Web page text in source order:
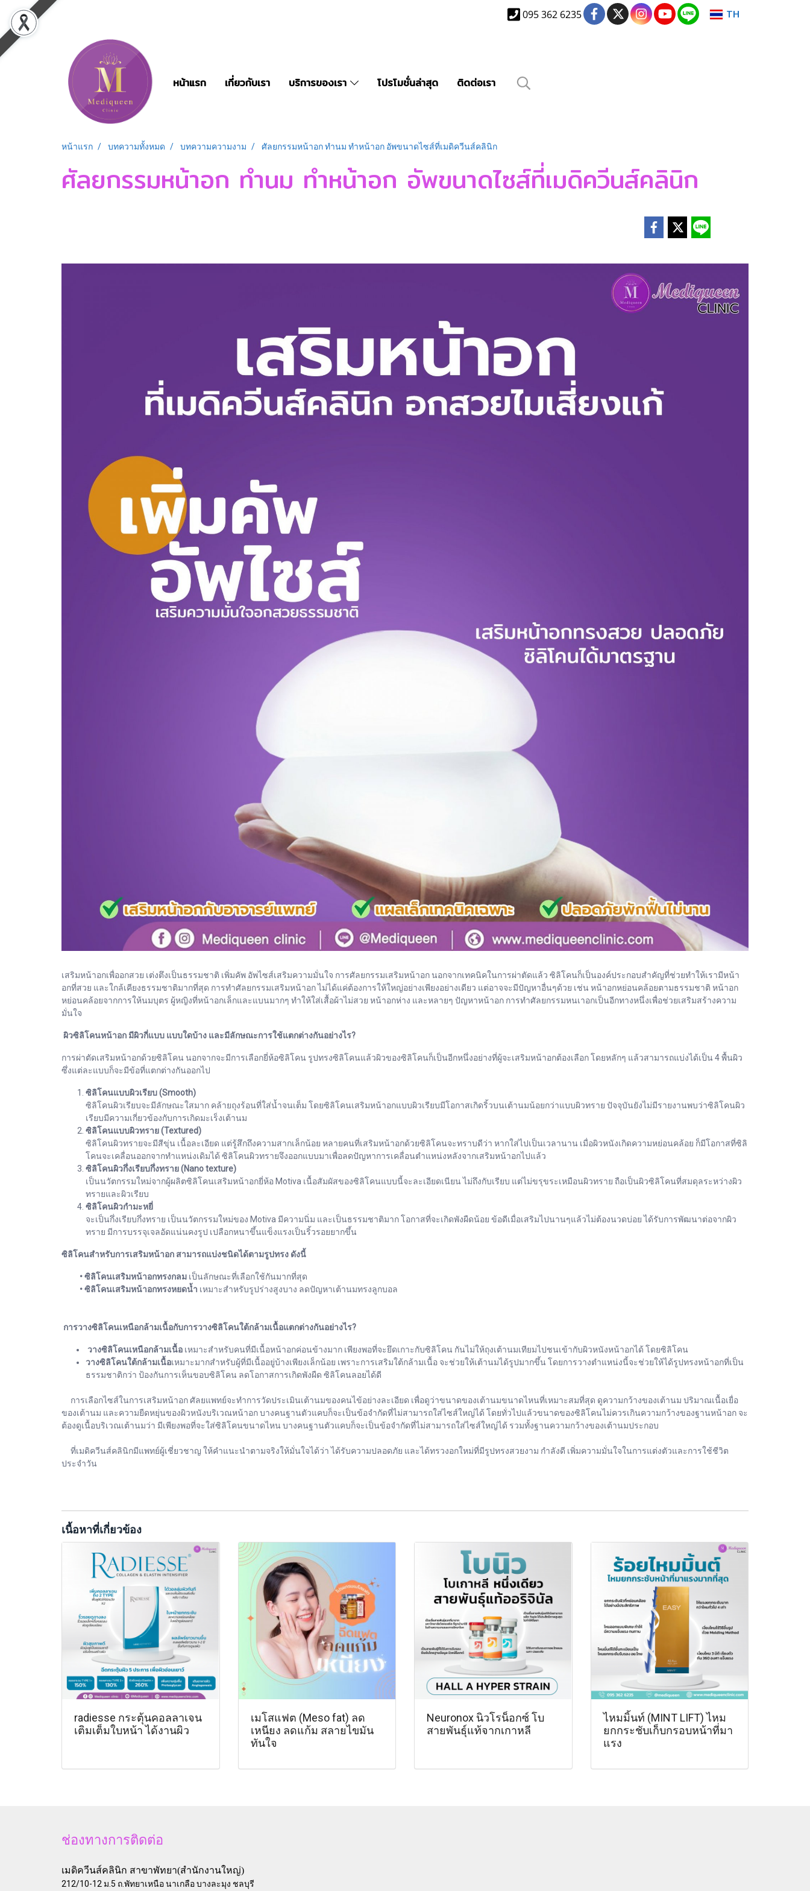
095 362 6235 TH
หน้าแรก เกี่ยวกับเรา บริการของเรา โปรโมชั่นล่าสุด ติดต่อเรา
หน้าแรก บทความทั้งหมด บทความความงาม ศัลยกรรมหน้าอก ทำนม ทำหน้าอก อัพขนาดไซส์ที่เมดิควีนส์คลินิก
ศัลยกรรมหน้าอก ทำนม ทำหน้าอก อัพขนาดไซส์ที่เมดิควีนส์คลินิก
เสริมหน้าอกเพื่ออกสวย เต่งตึงเป็นธรรมชาติ เพิ่มคัพ อัพไซส์เสริมความมั่นใจ การศัลยกรรมเสริมหน้าอก นอกจากเทคนิคในการผ่าตัดแล้ว ซิลิโคนก็เป็นองค์ประกอบสำคัญที่ช่วยทำให้เรามีหน้า
อกที่สวย และใกล้เคียงธรรมชาติมากที่สุด การทำศัลยกรรมเสริมหน้าอก ไม่ได้แค่ต้องการให้ใหญ่อย่างเพียงอย่างเดียว แต่อาจจะมีปัญหาอื่นๆด้วย เช่น หน้าอกหย่อนคล้อยตามธรรมชาติ หน้าอก
หย่อนคล้อยจากการให้นมบุตร ผู้หญิงที่หน้าอกเล็กและแบนมากๆ ทำให้ใส่เสื้อผ้าไม่สวย หน้าอกห่าง และหลายๆ ปัญหาหน้าอก การทำศัลยกรรมหนเาอกเป็นอีกทางหนึ่งเพื่อช่วยเสริมสร้างความ
มั่นใจ
ผิวซิลิโคนหน้าอก มีผิวกี่แบบ แบบใดบ้าง และมีลักษณะการใช้แตกต่างกันอย่างไร?
การผ่าตัดเสริมหน้าอกด้วยซิลิโคน นอกจากจะมีการเลือกยี่ห้อซิลิโคน รูปทรงซิลิโคนแล้วผิวของซิลิโคนก็เป็นอีกหนึ่งอย่างที่ผู้จะเสริมหน้าอกต้องเลือก โดยหลักๆ แล้วสามารถแบ่งได้เป็น 4 พื้นผิว
ซึ่งแต่ละแบบก็จะมีข้อที่แตกต่างกันออกไป
ซิลิโคนแบบผิวเรียบ (Smooth)
ซิลิโคนผิวเรียบจะมีลักษณะใสมาก คล้ายถุงร้อนที่ใส่น้ำจนเต็ม โดยซิลิโคนเสริมหน้าอกแบบผิวเรียบมีโอกาสเกิดริ้วบนเต้านมน้อยกว่าแบบผิวทราย ปัจจุบันยังไม่มีรายงานพบว่าซิลิโคนผิว
เรียบมีความเกี่ยวข้องกับการเกิดมะเร็งเต้านม
ซิลิโคนแบบผิวทราย (Textured)
ซิลิโคนผิวทรายจะมีสีขุ่น เนื้อละเอียด แต่รู้สึกถึงความสากเล็กน้อย หลายคนที่เสริมหน้าอกด้วยซิลิโคนจะทราบดีว่า หากใส่ไปเป็นเวลานาน เมื่อผิวหนังเกิดความหย่อนคล้อย ก็มีโอกาสที่ซิลิ
โคนจะเคลื่อนออกจากทำแหน่งเดิมได้ ซิลิโคนผิวทรายจึงออกแบบมาเพื่อลดปัญหาการเคลื่อนตำแหน่งหลังจากเสริมหน้าอกไปแล้ว
ซิลิโคนผิวกึ่งเรียบกึ่งทราย (Nano texture)
เป็นนวัตกรรมใหม่จากผู้ผลิตซิลิโคนเสริมหน้าอกยี่ห้อ Motiva เนื้อสัมผัสของซิลิโคนแบบนี้จะละเอียดเนียน ไม่ถึงกับเรียบ แต่ไม่ขรุขระเหมือนผิวทราย ถือเป็นผิวซิลิโคนที่สมดุลระหว่างผิว
ทรายและผิวเรียบ
ซิลิโคนผิวกำมะหยี่
จะเป็นกึ่งเรียบกึ่งทราย เป็นนวัตกรรมใหม่ของ Motiva มีความนิ่ม และเป็นธรรมชาติมาก โอกาสที่จะเกิดพังผืดน้อย ข้อดีเมื่อเสริมไปนานๆแล้วไม่ต้องนวดบ่อย ได้รับการพัฒนาต่อจากผิว
ทราย มีการบรรจุเจลอัดแน่นคงรูป เปลือกหนาขึ้นแข็งแรงเป็นริ้วรอยยากขึ้น
ซิลิโคนสำหรับการเสริมหน้าอก สามารถแบ่งชนิดได้ตามรูปทรง ดังนี้
• ซิลิโคนเสริมหน้าอกทรงกลม เป็นลักษณะที่เลือกใช้กันมากที่สุด
• ซิลิโคนเสริมหน้าอกทรงหยดน้ำ เหมาะสำหรับรูปร่างสูงบาง ลดปัญหาเต้านมทรงลูกบอล
การวางซิลิโคนเหนือกล้ามเนื้อกับการวางซิลิโคนใต้กล้ามเนื้อแตกต่างกันอย่างไร?
วางซิลิโคนเหนือกล้ามเนื้อ เหมาะสำหรับคนที่มีเนื้อหน้าอกค่อนข้างมาก เพียงพอที่จะยึดเกาะกับซิลิโคน กันไม่ให้ถุงเต้านมเทียมไปชนเข้ากับผิวหนังหน้าอกได้ โดยซิลิโคน
วางซิลิโคนใต้กล้ามเนื้อเหมาะมากสำหรับผู้ที่มีเนื้ออยู่บ้างเพียงเล็กน้อย เพราะการเสริมใต้กล้ามเนื้อ จะช่วยให้เต้านมได้รูปมากขึ้น โดยการวางตำแหน่งนี้จะช่วยให้ได้รูปทรงหน้าอกที่เป็น
ธรรมชาติกว่า ป้องกันการเห็นขอบซิลิโคน ลดโอกาสการเกิดพังผืด ซิลิโคนลอยได้ดี
การเลือกไซส์ในการเสริมหน้าอก ศัลยแพทย์จะทำการวัดประเมินเต้านมของคนไข้อย่างละเอียด เพื่อดูว่าขนาดของเต้านมขนาดไหนที่เหมาะสมที่สุด ดูความกว้างของเต้านม ปริมาณเนื้อเยื่อ
ของเต้านม และความยืดหยุ่นของผิวหนังบริเวณหน้าอก บางคนฐานตัวแคบก็จะเป็นข้อจำกัดที่ไม่สามารถใส่ไซส์ใหญ่ได้ โดยทั่วไปแล้วขนาดของซิลิโคนไม่ควรเกินความกว้างของฐานหน้าอก จะ
ต้องดูเนื้อบริเวณเต้านมว่า มีเพียงพอที่จะใส่ซิลิโคนขนาดไหน บางคนฐานตัวแคบก็จะเป็นข้อจำกัดที่ไม่สามารถใส่ไซส์ใหญ่ได้ รวมทั้งฐานความกว้างของเต้านมประกอบ
ที่เมดิควีนส์คลินิกมีแพทย์ผู้เชี่ยวชาญ ให้คำแนะนำตามจริงให้มั่นใจได้ว่า ได้รับความปลอดภัย และได้ทรวงอกใหม่ที่มีรูปทรงสวยงาม กำลังดี เพิ่มความมั่นใจในการแต่งตัวและการใช้ชีวิต
ประจำวัน
เนื้อหาที่เกี่ยวข้อง
radiesse กระตุ้นคอลลาเจน
เติมเต็มใบหน้า ได้งานผิว
เมโสแฟต (Meso fat) ลด
เหนียง ลดแก้ม สลายไขมัน
ทันใจ
Neuronox นิวโรน็อกซ์ โบ
สายพันธุ์แท้จากเกาหลี
ไหมมิ้นท์ (MINT LIFT) ไหม
ยกกระชับเก็บกรอบหน้าที่มา
แรง
ช่องทางการติดต่อ
เมดิควีนส์คลินิก สาขาพัทยา(สำนักงานใหญ่)
212/10-12 ม.5 ถ.พัทยาเหนือ นาเกลือ บางละมุง ชลบุรี